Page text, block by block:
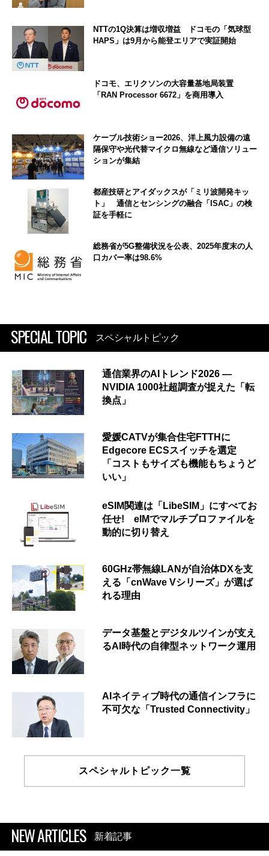
NTTの1Q決算は増収増益 ドコモの「気球型
HAPS」は9月から能登エリアで実証開始
ドコモ、エリクソンの大容量基地局装置
「RAN Processor 6672」を商用導入
ケーブル技術ショー2026、洋上風力設備の遠
隔保守や光代替マイクロ無線など通信ソリュー
ションが集結
都産技研とアイダックスが「ミリ波開発キッ
ト」 通信とセンシングの融合「ISAC」の検
証を手軽に
総務省が5G整備状況を公表、2025年度末の人
口カバー率は98.6%
SPECIAL TOPIC スペシャルトピック
通信業界のAIトレンド2026 ―
NVIDIA 1000社超調査が捉えた「転
換点」
愛媛CATVが集合住宅FTTHに
Edgecore ECSスイッチを選定
「コストもサイズも機能もちょうど
いい」
eSIM関連は「LibeSIM」にすべてお
任せ! eIMでマルチプロファイルを
動的に切り替え
60GHz帯無線LANが自治体DXを支
える「cnWave Vシリーズ」が選ば
れる理由
データ基盤とデジタルツインが支え
るAI時代の自律型ネットワーク運用
AIネイティブ時代の通信インフラに
不可欠な「Trusted Connectivity」
スペシャルトピック一覧
NEW ARTICLES 新着記事